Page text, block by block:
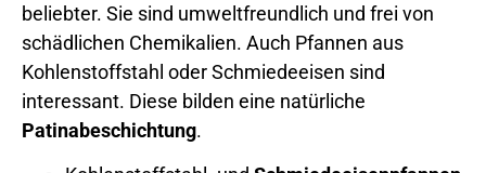
beliebter. Sie sind umweltfreundlich und frei von
schädlichen Chemikalien. Auch Pfannen aus
Kohlenstoffstahl oder Schmiedeeisen sind
interessant. Diese bilden eine natürliche
Patinabeschichtung.